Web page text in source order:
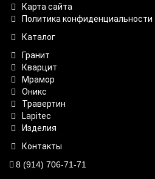
Карта сайта
Политика конфиденциальности
Каталог
Гранит
Кварцит
Мрамор
Оникс
Травертин
Lapitec
Изделия
Контакты
8 (914) 706-71-71